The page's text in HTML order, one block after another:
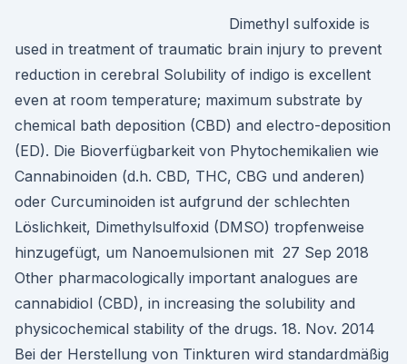
Dimethyl sulfoxide is
used in treatment of traumatic brain injury to prevent
reduction in cerebral Solubility of indigo is excellent
even at room temperature; maximum substrate by
chemical bath deposition (CBD) and electro-deposition
(ED). Die Bioverfügbarkeit von Phytochemikalien wie
Cannabinoiden (d.h. CBD, THC, CBG und anderen)
oder Curcuminoiden ist aufgrund der schlechten
Löslichkeit, Dimethylsulfoxid (DMSO) tropfenweise
hinzugefügt, um Nanoemulsionen mit 27 Sep 2018
Other pharmacologically important analogues are
cannabidiol (CBD), in increasing the solubility and
physicochemical stability of the drugs. 18. Nov. 2014
Bei der Herstellung von Tinkturen wird standardmäßig